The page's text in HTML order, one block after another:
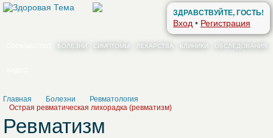
ЗДРАВСТВУЙТЕ, ГОСТЬ!
Вход • Регистрация
БОЛЕЗНИ СИМПТОМЫ ЛЕКАРСТВА КЛИНИКИ ОБСЛЕДОВАНИЯ
Главная Болезни
Ревматология
Острая ревматическая лихорадка (ревматизм)
Ревматизм